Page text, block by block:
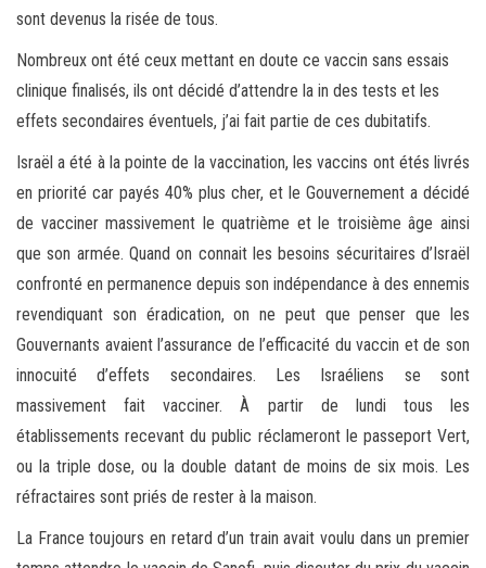
sont devenus la risée de tous.
Nombreux ont été ceux mettant en doute ce vaccin sans essais
clinique finalisés, ils ont décidé d’attendre la in des tests et les
effets secondaires éventuels, j’ai fait partie de ces dubitatifs.
Israël a été à la pointe de la vaccination, les vaccins ont étés livrés
en priorité car payés 40% plus cher, et le Gouvernement a décidé
de vacciner massivement le quatrième et le troisième âge ainsi
que son armée. Quand on connait les besoins sécuritaires d’Israël
confronté en permanence depuis son indépendance à des ennemis
revendiquant son éradication, on ne peut que penser que les
Gouvernants avaient l’assurance de l’efficacité du vaccin et de son
innocuité d’effets secondaires. Les Israéliens se sont
massivement fait vacciner. À partir de lundi tous les
établissements recevant du public réclameront le passeport Vert,
ou la triple dose, ou la double datant de moins de six mois. Les
réfractaires sont priés de rester à la maison.
La France toujours en retard d’un train avait voulu dans un premier